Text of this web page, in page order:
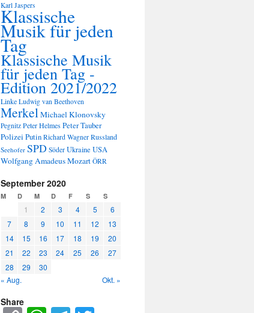
Karl Jaspers
Klassische
Musik für jeden
Tag
Klassische Musik
für jeden Tag -
Edition 2021/2022
Linke Ludwig van Beethoven
MerkelMichael Klonovsky
Pegnitz Peter HelmesPeter Tauber
PolizeiPutin Richard Wagner Russland
Seehofer SPD Söder Ukraine USA
Wolfgang Amadeus Mozart ÖRR
September 2020
M D M D F S S
1 2 3 4 5
6
7
8 9 10 11 12
13
14
15 16 17 18 19
20
21
22 23 24 25 26
27
28
29
30
« Aug.
Okt. »
Share